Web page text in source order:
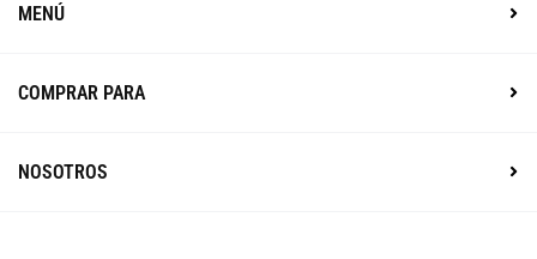
MENÚ
COMPRAR PARA
NOSOTROS